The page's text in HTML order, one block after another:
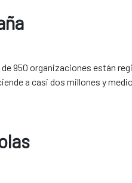
950 organizaciones están
a casi dos millones y